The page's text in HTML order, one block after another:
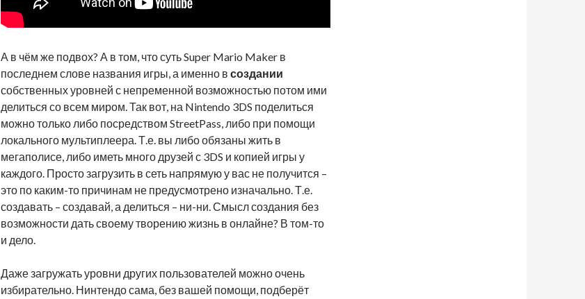
А в чём же подвох? А в том, что суть Super Mario Maker в
последнем слове названия игры, а именно в создании
собственных уровней с непременной возможностью потом ими
делиться со всем миром. Так вот, на Nintendo 3DS поделиться
можно только либо посредством StreetPass, либо при помощи
локального мультиплеера. Т.е. вы либо обязаны жить в
мегаполисе, либо иметь много друзей с 3DS и копией игры у
каждого. Просто загрузить в сеть напрямую у вас не получится –
это по каким-то причинам не предусмотрено изначально. Т.е.
создавать – создавай, а делиться – ни-ни. Смысл создания без
возможности дать своему творению жизнь в онлайне? В том-то
и дело.
Даже загружать уровни других пользователей можно очень
избирательно. Нинтендо сама, без вашей помощи, подберёт